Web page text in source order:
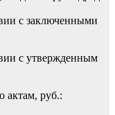
с заключенными
с утвержденным
актам, руб.: